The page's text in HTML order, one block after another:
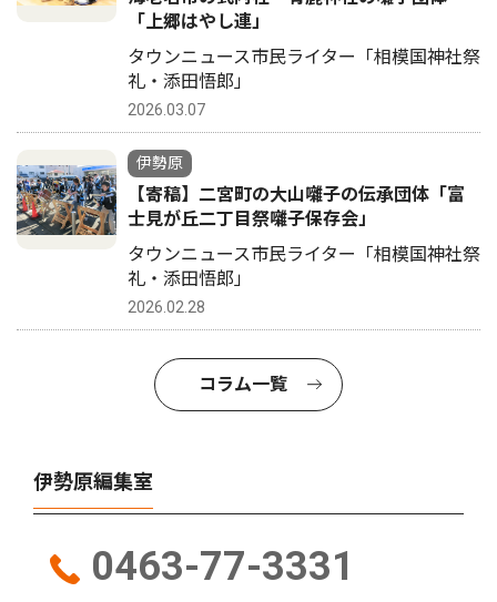
「上郷はやし連」
タウンニュース市民ライター「相模国神社祭
礼・添田悟郎」
2026.03.07
伊勢原
【寄稿】二宮町の大山囃子の伝承団体「富
士見が丘二丁目祭囃子保存会」
タウンニュース市民ライター「相模国神社祭
礼・添田悟郎」
2026.02.28
コラム一覧
伊勢原編集室
0463-77-3331